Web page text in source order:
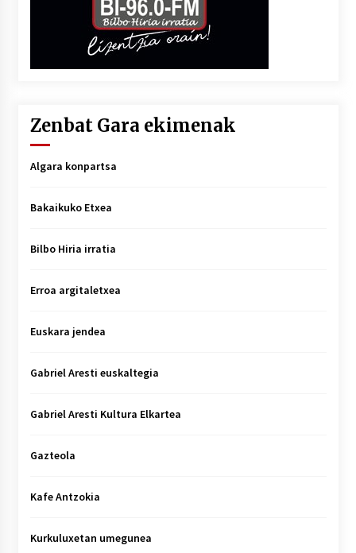
Zenbat Gara ekimenak
Algara konpartsa
Bakaikuko Etxea
Bilbo Hiria irratia
Erroa argitaletxea
Euskara jendea
Gabriel Aresti euskaltegia
Gabriel Aresti Kultura Elkartea
Gazteola
Kafe Antzokia
Kurkuluxetan umegunea